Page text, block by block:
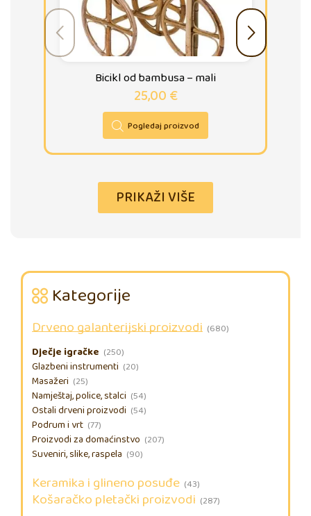
Kategorije
Drveno galanterijski proizvodi (680)
Dječje igračke (250)
Glazbeni instrumenti (20)
Masažeri (25)
Namještaj, police, stalci (54)
Ostali drveni proizvodi (54)
Podrum i vrt (77)
Proizvodi za domaćinstvo (207)
Suveniri, slike, raspela (90)
Keramika i glineno posuđe (43)
Košaračko pletački proizvodi (287)
Bicikl od bambusa – mali
25,00€
Pogledaj proizvod
PRIKAŽI VIŠE